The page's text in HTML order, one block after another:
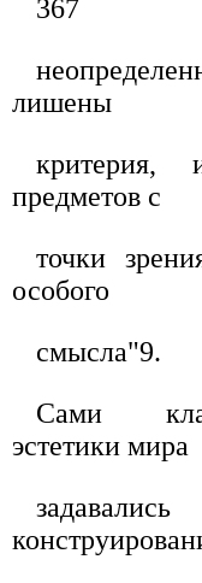
367
лишены
критерия,
предметов с
точки
особого
смысла"9.
Сами
эстетики мира